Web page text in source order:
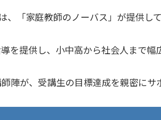
「家庭教師のノーバス」が提供して
を提供し、小中高から社会人まで
陣が、受講生の目標達成を親密にサ